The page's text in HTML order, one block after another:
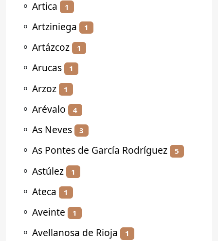
⚬ Artica 1
⚬ Artziniega 1
⚬ Artázcoz 1
⚬ Arucas 1
⚬ Arzoz 1
⚬ Arévalo 4
⚬ As Neves 3
⚬ As Pontes de García Rodríguez 5
⚬ Astúlez 1
⚬ Ateca 1
⚬ Aveinte 1
⚬ Avellanosa de Rioja 1